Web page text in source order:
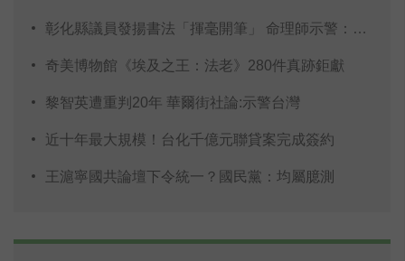
彰化縣議員發揚書法「揮毫開筆」 命理師示警：不
奇美博物館《埃及之王：法老》280件真跡鉅獻
黎智英遭重判20年 華爾街社論:示警台灣
近十年最大規模！台化千億元聯貸案完成簽約
王滬寧國共論壇下令統一？國民黨：均屬臆測